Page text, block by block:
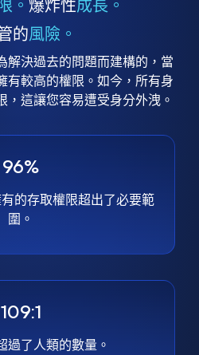
。 爆炸性成長。
的風險。
解決過去的問題而建構的，當
有較高的權限。如今，所有身
，這讓您容易遭受身分外洩。
96%
的存取權限超出了必要範
圍。
109:1
過了人類的數量。